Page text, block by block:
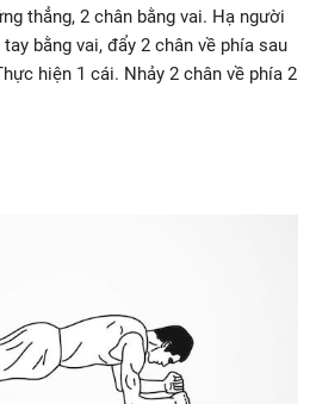
thẳng, 2 chân bằng vai. Hạ người
bằng vai, đẩy 2 chân về phía sau
hiện 1 cái. Nhảy 2 chân về phía 2